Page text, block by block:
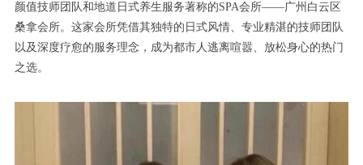
颜值技师团队和地道日式养生服务著称的SPA会所——广州白云区
桑拿会所。这家会所凭借其独特的日式风情、专业精湛的技师团队
以及深度疗愈的服务理念，成为都市人逃离喧嚣、放松身心的热门
之选。